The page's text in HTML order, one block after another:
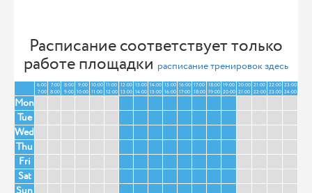
Расписание соответствует только
работе площадки расписание тренировок здесь
6:00
7:00
7:00
8:00
8:00
9:00
9:00
10:00
10:00
11:00
11:00
12:00
12:00
13:00
13:00
14:00
14:00
15:00
15:00
16:00
16:00
17:00
17:00
18:00
18:00
19:00
19:00
20:00
20:00
21:00
21:00
22:00
22:00
23:00
23:00
24:00
Mon
Tue
Wed
Thu
Fri
Sat